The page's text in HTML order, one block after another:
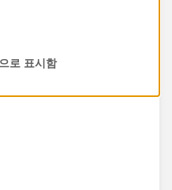
로 표시함